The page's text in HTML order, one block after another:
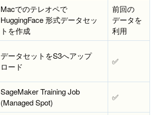
Macでのテレオペで
HuggingFace 形式データセッ
トを作成
前回の
データを
利用
データセットをS3へアップ
ロード
✅️
SageMaker Training Job
(Managed Spot)
✅️